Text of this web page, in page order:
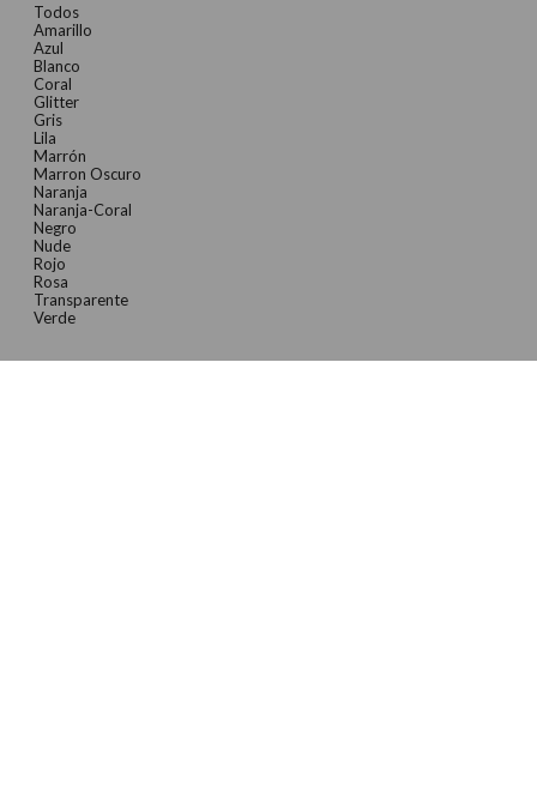
Todos
Amarillo
Azul
Blanco
Coral
Glitter
Gris
Lila
Marrón
Marron Oscuro
Naranja
Naranja-Coral
Negro
Nude
Rojo
Rosa
Transparente
Verde